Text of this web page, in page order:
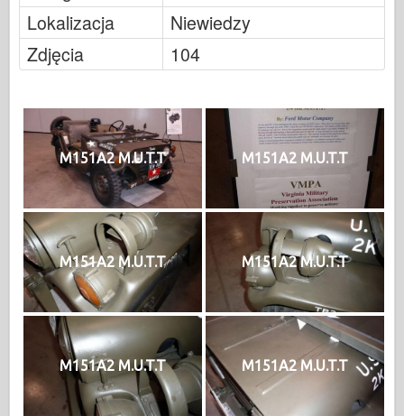
Lokalizacja
Niewiedzy
Zdjęcia
104
M151A2 M.U.T.T M151A2 M.U.T.T
M151A2 M.U.T.T M151A2 M.U.T.T
M151A2 M.U.T.T M151A2 M.U.T.T